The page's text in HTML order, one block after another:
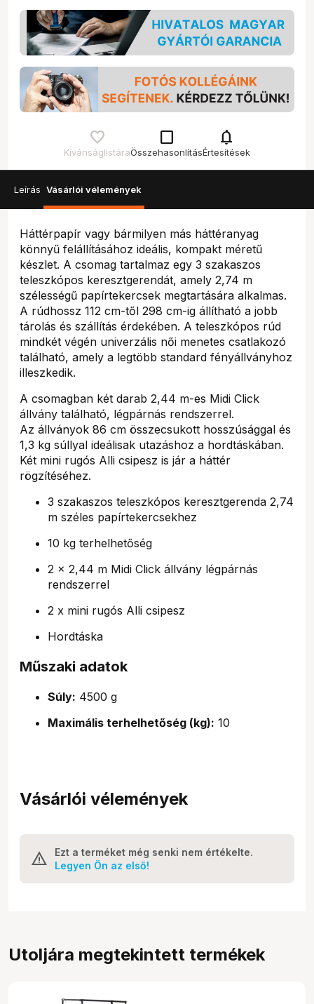
Kívánságlistára
check_box_outline_blank
Összehasonlítás
notifications
Értesítések
Leírás Vásárlói vélemények
Háttérpapír vagy bármilyen más háttéranyag
könnyű felállításához ideális, kompakt méretű
készlet. A csomag tartalmaz egy 3 szakaszos
teleszkópos keresztgerendát, amely 2,74 m
szélességű papírtekercsek megtartására alkalmas.
A rúdhossz 112 cm-től 298 cm-ig állítható a jobb
tárolás és szállítás érdekében. A teleszkópos rúd
mindkét végén univerzális női menetes csatlakozó
található, amely a legtöbb standard fényállványhoz
illeszkedik.
A csomagban két darab 2,44 m-es Midi Click
állvány található, légpárnás rendszerrel.
Az állványok 86 cm összecsukott hosszúsággal és
1,3 kg súllyal ideálisak utazáshoz a hordtáskában.
Két mini rugós Alli csipesz is jár a háttér
rögzítéséhez.
3 szakaszos teleszkópos keresztgerenda 2,74
m széles papírtekercsekhez
10 kg terhelhetőség
2 x 2,44 m Midi Click állvány légpárnás
rendszerrel
2 x mini rugós Alli csipesz
Hordtáska
Műszaki adatok
Súly: 4500 g
Maximális terhelhetőség (kg): 10
Vásárlói vélemények
Ezt a terméket még senki nem értékelte.
Legyen Ön az első!
Utoljára megtekintett termékek